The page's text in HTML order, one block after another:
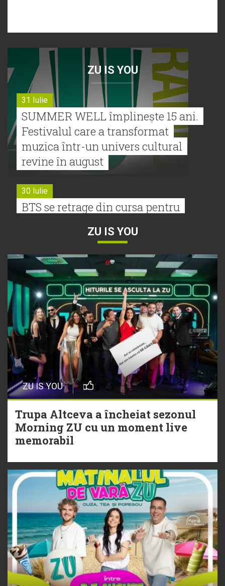
ZU IS YOU
31 Iulie
SUMMER WELL împlinește 15 ani.
Festivalul care a transformat
muzica într-un univers cultural
revine în august
30 Iulie
BTS se retrage din cursa pentru
Tyla a lansat un nou album:
„A*Pop”
30 Iulie
Alexia lansează videoclipul oficial
pentru „Nu mai am nume”
29 Iulie
Trupa Altceva a încheiat sezonul
Morning ZU cu un moment live
memorabil
NEW MUSIC | 5 piese noi în
playlistul Radio ZU
ZU IS YOU
ZU IS YOU
Trupa Altceva a încheiat sezonul
Morning ZU cu un moment live
memorabil